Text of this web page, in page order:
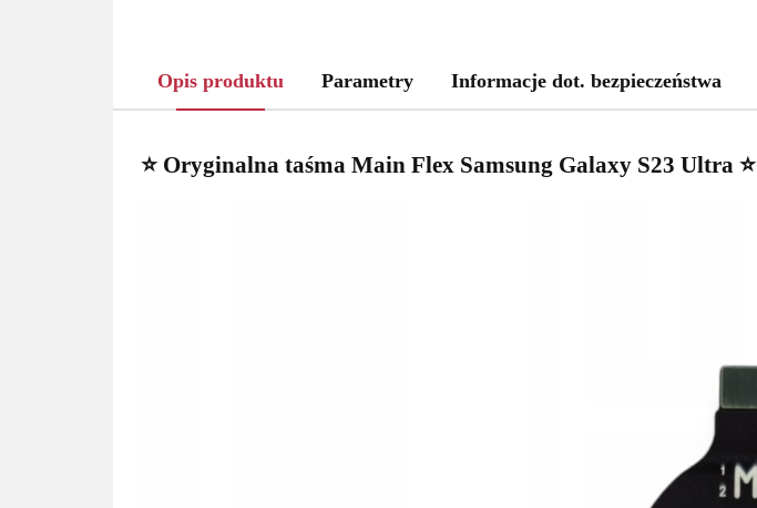
Opis produktu Parametry Informacje dot. bezpieczeństwa
⭐ Oryginalna taśma Main Flex Samsung Galaxy S23 Ultra ⭐